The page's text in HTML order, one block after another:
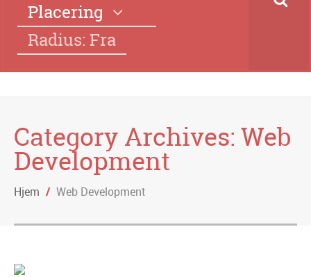
Placering
Radius: Fra
Category Archives: Web
Development
Hjem / Web Development